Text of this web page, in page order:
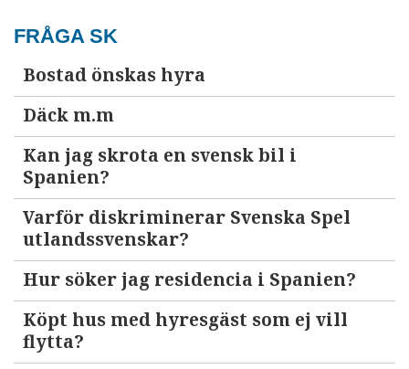
FRÅGA SK
Bostad önskas hyra
Däck m.m
Kan jag skrota en svensk bil i
Spanien?
Varför diskriminerar Svenska Spel
utlandssvenskar?
Hur söker jag residencia i Spanien?
Köpt hus med hyresgäst som ej vill
flytta?